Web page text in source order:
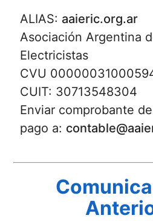
ALIAS: aaieric.org.ar
Asociación Argentina
Electricistas
CVU
CUIT: 30713548304
Enviar comprobante de
pago a: